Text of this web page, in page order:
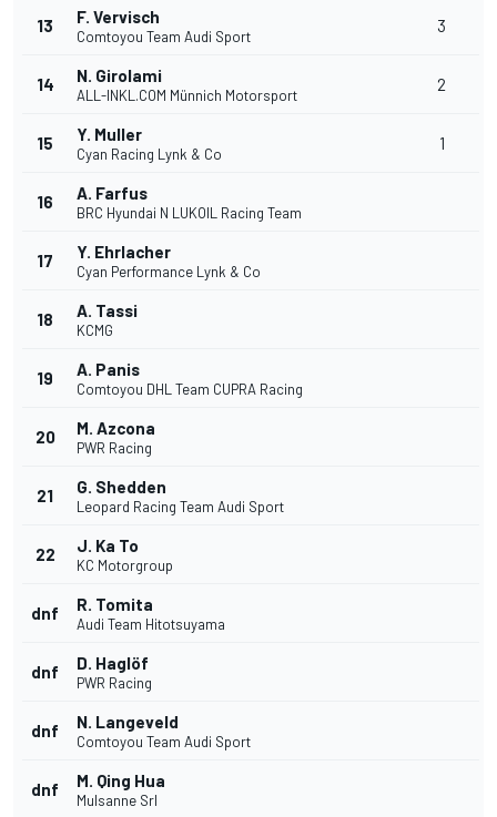
13 F. Vervisch
Comtoyou Team Audi Sport
3
14 N. Girolami
ALL-INKL.COM Münnich Motorsport
2
15 Y. Muller
Cyan Racing Lynk & Co
1
16 A. Farfus
BRC Hyundai N LUKOIL Racing Team
17 Y. Ehrlacher
Cyan Performance Lynk & Co
18 A. Tassi
KCMG
19 A. Panis
Comtoyou DHL Team CUPRA Racing
20 M. Azcona
PWR Racing
21 G. Shedden
Leopard Racing Team Audi Sport
22 J. Ka To
KC Motorgroup
dnf R. Tomita
Audi Team Hitotsuyama
dnf D. Haglöf
PWR Racing
dnf N. Langeveld
Comtoyou Team Audi Sport
dnf M. Qing Hua
Mulsanne Srl